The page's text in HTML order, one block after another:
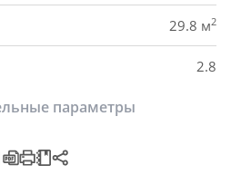
29.8 м2
2.8
параметры